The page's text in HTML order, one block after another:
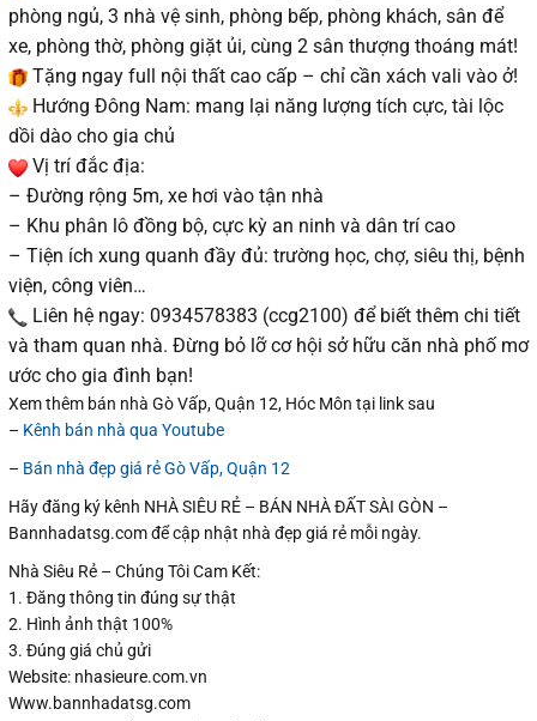
phòng ngủ, 3 nhà vệ sinh, phòng bếp, phòng khách, sân để
xe, phòng thờ, phòng giặt ủi, cùng 2 sân thượng thoáng mát!
Tặng ngay full nội thất cao cấp – chỉ cần xách vali vào ở!
Hướng Đông Nam: mang lại năng lượng tích cực, tài lộc
dồi dào cho gia chủ
Vị trí đắc địa:
– Đường rộng 5m, xe hơi vào tận nhà
– Khu phân lô đồng bộ, cực kỳ an ninh và dân trí cao
– Tiện ích xung quanh đầy đủ: trường học, chợ, siêu thị, bệnh
viện, công viên…
Liên hệ ngay: 0934578383 (ccg2100) để biết thêm chi tiết
và tham quan nhà. Đừng bỏ lỡ cơ hội sở hữu căn nhà phố mơ
ước cho gia đình bạn!
Xem thêm bán nhà Gò Vấp, Quận 12, Hóc Môn tại link sau
– Kênh bán nhà qua Youtube
– Bán nhà đẹp giá rẻ Gò Vấp, Quận 12
Hãy đăng ký kênh NHÀ SIÊU RẺ – BÁN NHÀ ĐẤT SÀI GÒN –
Bannhadatsg.com để cập nhật nhà đẹp giá rẻ mỗi ngày.
Nhà Siêu Rẻ – Chúng Tôi Cam Kết:
1. Đăng thông tin đúng sự thật
2. Hình ảnh thật 100%
3. Đúng giá chủ gửi
Website: nhasieure.com.vn
Www.bannhadatsg.com